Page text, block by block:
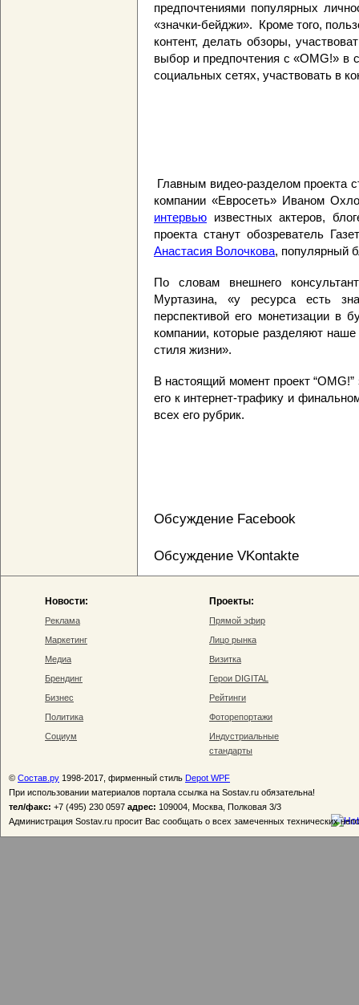
предпочтениями популярных
«значки-бейджи». Кроме того,
контент, делать обзоры,
выбор и предпочтения с «OMG!» в
социальных сетях, участвовать в
Главным видео-разделом проекта
компании «Евросеть» Иваном
интервью известных актеров,
проекта станут обозреватель
Анастасия Волочкова, популярный
По словам внешнего
Муртазина, «у ресурса есть
перспективой его монетизации
компании, которые разделяют
стиля жизни».
В настоящий момент проект
его к интернет-трафику и
всех его рубрик.
Обсуждение Facebook
Обсуждение VKontakte
Новости:
Реклама
Маркетинг
Медиа
Брендинг
Бизнес
Политика
Социум
Проекты:
Прямой эфир
Лицо рынка
Визитка
Герои DIGITAL
Рейтинги
Фоторепортажи
Индустриальные
стандарты
© Состав.ру 1998-2017, фирменный стиль Depot WPF
При использовании материалов портала ссылка на Sostav.ru обязательна!
тел/факс: +7 (495) 230 0597 адрес: 109004, Москва, Полковая 3/3
Администрация Sostav.ru просит Вас сообщать о всех замеченных технических